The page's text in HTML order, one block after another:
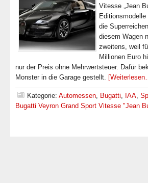
Vitesse „Jean
die
diesem Wagen
zweitens, weil
Millionen Euro
nur der Preis ohne Mehrwertsteuer. Dafür
Monster in die Garage gestellt.
Kategorie: Automessen, Bugatti, IAA,
Bugatti Veyron Grand Sport Vitesse "Jean